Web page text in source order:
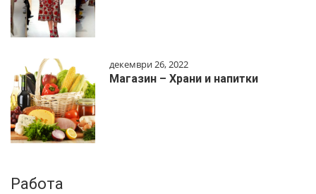
декември 26, 2022
Магазин – Храни и напитки
Работа